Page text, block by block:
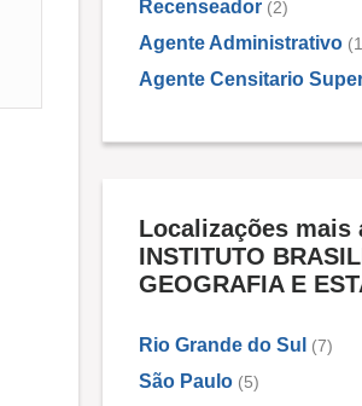
Recenseador (2)
Agente Administrativo
Agente Censitario
Localizações mais
INSTITUTO
GEOGRAFIA E
Rio Grande do Sul (7)
São Paulo (5)